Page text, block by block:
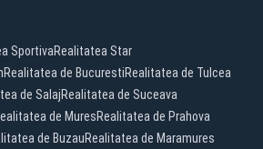
SportivaRealitatea Star
Realitatea de BucurestiRealitatea de Tulcea
de SalajRealitatea de Suceava
de MuresRealitatea de Prahova
de BuzauRealitatea de Maramures